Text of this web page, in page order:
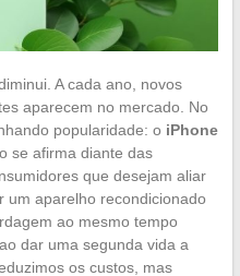
A cada ano, novos
aparecem no mercado. No
popularidade: o iPhone
se afirma diante das
que desejam aliar
um aparelho recondicionado
ao mesmo tempo
dar uma segunda vida a
os custos, mas